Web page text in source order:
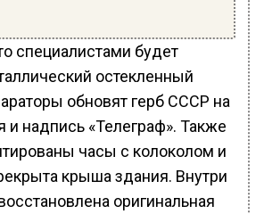
специалистами будет
остекленный
обновят герб СССР на
и надпись «Телеграф». Также
часы с колоколом и
крыша здания. Внутри
оригинальная